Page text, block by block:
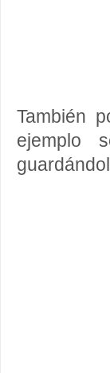
También
ejemplo